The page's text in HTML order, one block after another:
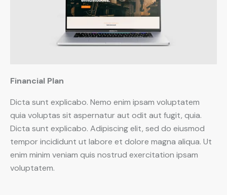
Financial Plan
Dicta sunt explicabo. Nemo enim ipsam voluptatem
quia voluptas sit aspernatur aut odit aut fugit, quia.
Dicta sunt explicabo. Adipiscing elit, sed do eiusmod
tempor incididunt ut labore et dolore magna aliqua. Ut
enim minim veniam quis nostrud exercitation ipsam
voluptatem.